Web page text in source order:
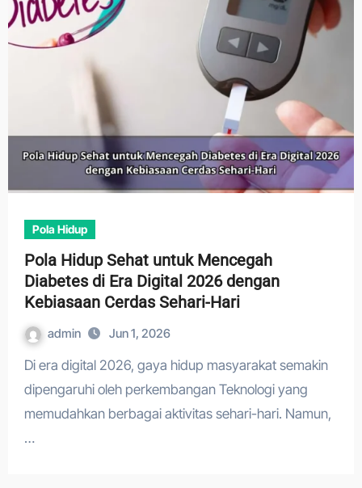
Pola Hidup
Pola Hidup Sehat untuk Mencegah
Diabetes di Era Digital 2026 dengan
Kebiasaan Cerdas Sehari-Hari
admin Jun 1, 2026
Di era digital 2026, gaya hidup masyarakat semakin
dipengaruhi oleh perkembangan Teknologi yang
memudahkan berbagai aktivitas sehari-hari. Namun,
…